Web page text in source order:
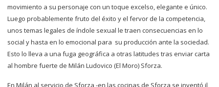
movimiento a su personaje con un toque excelso, elegante e único.
Luego probablemente fruto del éxito y el fervor de la competencia,
unos temas legales de índole sexual le traen consecuencias en lo
social y hasta en lo emocional para su producción ante la sociedad.
Esto lo lleva a una fuga geográfica a otras latitudes tras enviar carta
al hombre fuerte de Milán Ludovico (El Moro) Sforza.
En Milán al servicio de Sforza -en las cocinas de Sforza se inventó il